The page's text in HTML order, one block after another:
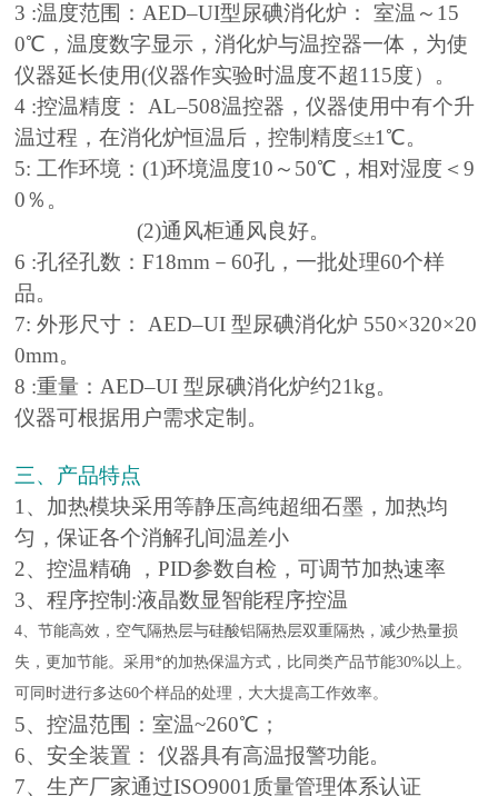
3 :温度范围：AED–UI型尿碘消化炉： 室温～15
0℃，温度数字显示，消化炉与温控器一体，为使
仪器延长使用(仪器作实验时温度不超115度）。
4 :控温精度： AL–508温控器，仪器使用中有个升
温过程，在消化炉恒温后，控制精度≤±1℃。
5: 工作环境：(1)环境温度10～50℃，相对湿度＜9
0％。
(2)通风柜通风良好。
6 :孔径孔数：F18mm－60孔，一批处理60个样
品。
7: 外形尺寸： AED–UI 型尿碘消化炉 550×320×20
0mm。
8 :重量：AED–UI 型尿碘消化炉约21kg。
仪器可根据用户需求定制。
三、产品特点
1、加热模块采用等静压高纯超细石墨，加热均
匀，保证各个消解孔间温差小
2、控温精确 ，PID参数自检，可调节加热速率
3、程序控制:液晶数显智能程序控温
4、节能高效，空气隔热层与硅酸铝隔热层双重隔热，减少热量损
失，更加节能。采用*的加热保温方式，比同类产品节能30%以上。
可 同时进行多达60个样品的处理，大大提高工作效率。
5、控温范围：室温~260℃；
6、安全装置： 仪器具有高温报警功能。
7、生产厂家通过ISO9001质量管理体系认证